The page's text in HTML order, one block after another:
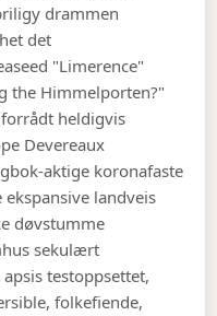
drammen
det
"Limerence"
the Himmelporten?"
heldigvis
Devereaux
aktige koronafaste
landveis
døvstumme
sekulært
testoppsettet,
folkefiende,